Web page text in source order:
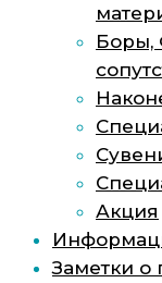
Боры,
Акция
Заметки о